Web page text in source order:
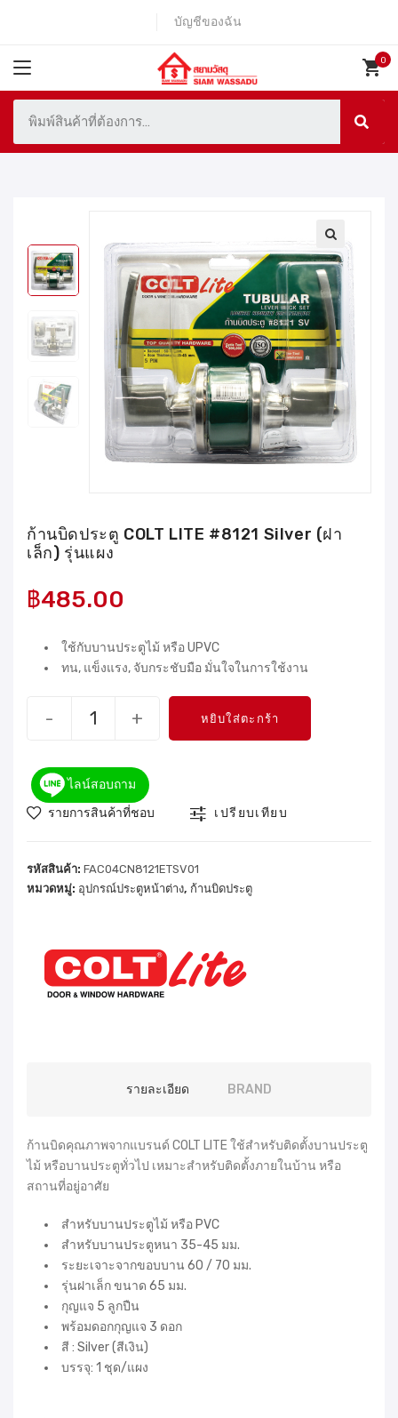
บัญชีของฉัน
ก้านบิดประตู COLT LITE #8121 Silver (ฝา
เล็ก) รุ่นแผง
฿485.00
ใช้กับบานประตูไม้ หรือ UPVC
ทน, แข็งแรง, จับกระชับมือ มั่นใจในการใช้งาน
- + หยิบใส่ตะกร้า
ไลน์สอบถาม
รายการสินค้าที่ชอบ
เปรียบเทียบ
รหัสสินค้า: FAC04CN8121ETSV01
หมวดหมู่: อุปกรณ์ประตูหน้าต่าง, ก้านบิดประตู
รายละเอียด BRAND
ก้านบิดคุณภาพจากแบรนด์ COLT LITE ใช้สำหรับติดตั้งบานประตู
ไม้ หรือบานประตูทั่วไป เหมาะสำหรับติดตั้งภายในบ้าน หรือ
สถานที่อยู่อาศัย
สำหรับบานประตูไม้ หรือ PVC
สำหรับบานประตูหนา 35-45 มม.
ระยะเจาะจากขอบบาน 60 / 70 มม.
รุ่นฝาเล็ก ขนาด 65 มม.
กุญแจ 5 ลูกปืน
พร้อมดอกกุญแจ 3 ดอก
สี : Silver (สีเงิน)
บรรจุ: 1 ชุด/แผง